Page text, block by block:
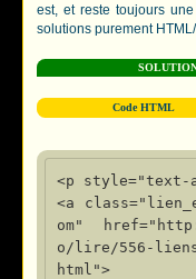
est, et reste toujours
solutions purement
Code HTML
<p style="text-
<a
om"
o/lire/556-
html">